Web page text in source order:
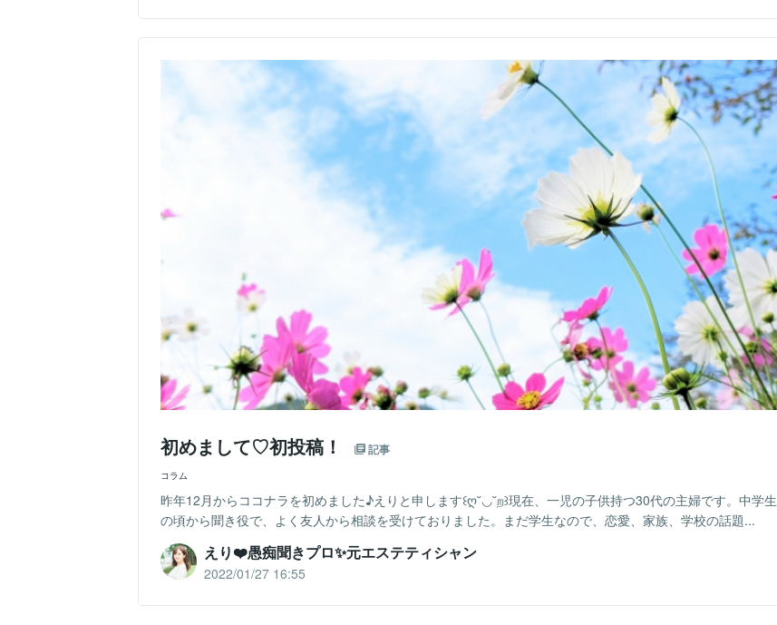
初めまして♡初投稿！ 記事
コラム
昨年12月からココナラを初めました♪えりと申します꒰ღ˘◡˘ற꒱現在、一児の子供持つ30代の主婦です。中学生
の頃から聞き役で、よく友人から相談を受けておりました。まだ学生なので、恋愛、家族、学校の話題...
えり❤️愚痴聞きプロ✨元エステティシャン
2022/01/27 16:55